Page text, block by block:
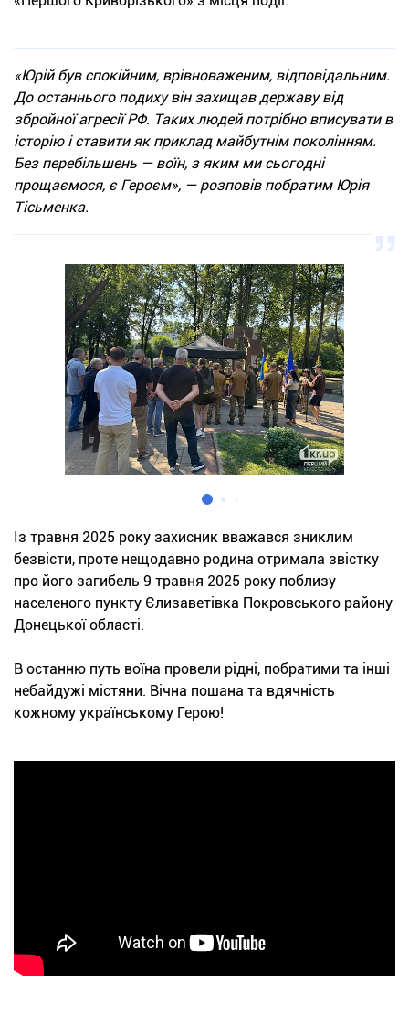
«Юрій був спокійним, врівноваженим, відповідальним.
До останнього подиху він захищав державу від
збройної агресії РФ. Таких людей потрібно вписувати в
історію і ставити як приклад майбутнім поколінням.
Без перебільшень — воїн, з яким ми сьогодні
прощаємося, є Героєм», — розповів побратим Юрія
Тісьменка.
Із травня 2025 року захисник вважався зниклим
безвісти, проте нещодавно родина отримала звістку
про його загибель 9 травня 2025 року поблизу
населеного пункту Єлизаветівка Покровського району
Донецької області.
В останню путь воїна провели рідні, побратими та інші
небайдужі містяни. Вічна пошана та вдячність
кожному українському Герою!